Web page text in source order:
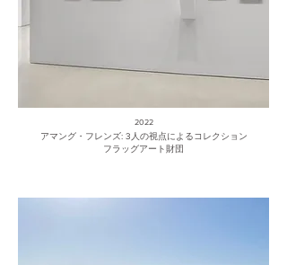
2022
アマング・フレンズ: 3人の視点によるコレクション
フラッグアート財団